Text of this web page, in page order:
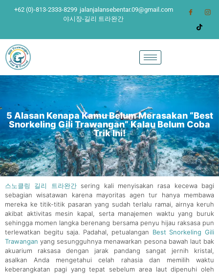
+62 (0)-813-2333-8299 jalanjalansebentar.09@gmail.com
야시장-길리 트라완간
5 Alasan Kenapa Kamu Belum Merasakan “Best
Snorkeling Gili Trawangan” Kalau Belum Coba
Trik Ini!
스노클링 길리 트라완간sering kali menyisakan rasa kecewa bagi
sebagian wisatawan karena mayoritas agen tur hanya membawa
mereka ke titik-titik pasaran yang sudah terlalu ramai, airnya keruh
akibat aktivitas mesin kapal, serta manajemen waktu yang buruk
sehingga momen langka berenang bersama penyu hijau raksasa pun
terlewatkan begitu saja. Padahal, petualangan Best Snorkeling Gili
Trawanganyang sesungguhnya menawarkan pesona bawah laut bak
akuarium raksasa dengan jarak pandang sangat jernih kristal,
asalkan Anda mengetahui celah rahasia dan memilih waktu
keberangkatan pagi yang tepat sebelum area laut dipenuhi oleh